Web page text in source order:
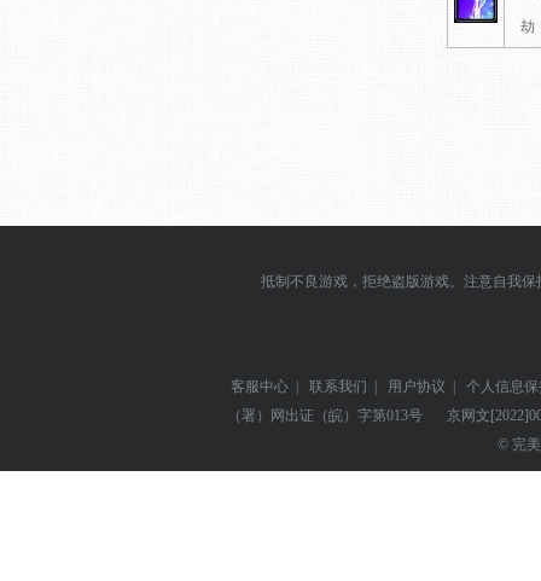
劫
抵制不良游戏，拒绝盗版游戏。注意自我
客服中心 | 联系我们 | 用户协议 |
个人信息
（署）网出证（皖）字第013号
京网文
© 完美